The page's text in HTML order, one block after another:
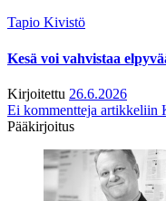
Tapio Kivistö
Kesä voi vahvistaa
Kirjoitettu 26.6.2026
Ei kommentteja artikkeliin
Pääkirjoitus